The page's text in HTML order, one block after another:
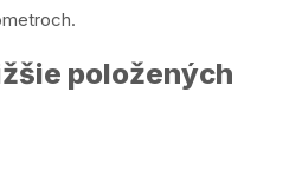
položených